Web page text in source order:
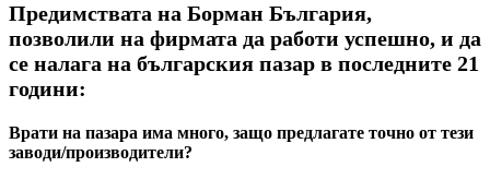
Предимствата на Борман България,
позволили на фирмата да работи успешно, и да
се налага на българския пазар в последните 21
години:
Врати на пазара има много, защо предлагате точно от тези
заводи/производители?